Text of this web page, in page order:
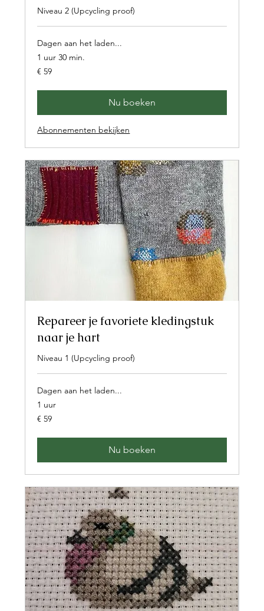
Niveau 2 (Upcycling proof)
Dagen aan het laden...
1 uur 30 min.
59
euro
€ 59
Nu boeken
Abonnementen bekijken
Repareer je favoriete kledingstuk
naar je hart
Niveau 1 (Upcycling proof)
Dagen aan het laden...
1 uur
59
euro
€ 59
Nu boeken